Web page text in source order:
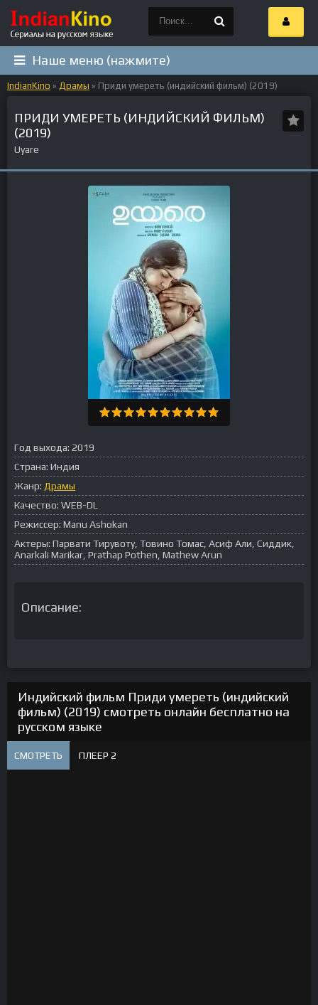
Наше меню (нажмите)
IndianKino » Драмы » Приди умереть (индийский фильм) (2019)
ПРИДИ УМЕРЕТЬ (ИНДИЙСКИЙ ФИЛЬМ)
(2019)
Uyare
Год выхода: 2019
Страна: Индия
Жанр: Драмы
Качество: WEB-DL
Режиссер: Manu Ashokan
Актеры: Парвати Тирувоту, Товино Томас, Асиф Али, Сиддик,
Anarkali Marikar, Prathap Pothen, Mathew Arun
Описание:
Индийский фильм Приди умереть (индийский
фильм) (2019) смотреть онлайн бесплатно на
русском языке
СМОТРЕТЬ ПЛЕЕР 2